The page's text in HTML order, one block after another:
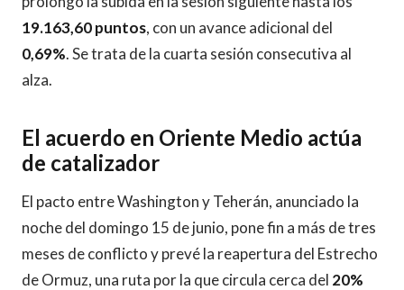
19.163,60 puntos, con un avance adicional del
0,69%. Se trata de la cuarta sesión consecutiva al
alza.
El acuerdo en Oriente Medio actúa
de catalizador
El pacto entre Washington y Teherán, anunciado la
noche del domingo 15 de junio, pone fin a más de tres
meses de conflicto y prevé la reapertura del Estrecho
de Ormuz, una ruta por la que circula cerca del 20%